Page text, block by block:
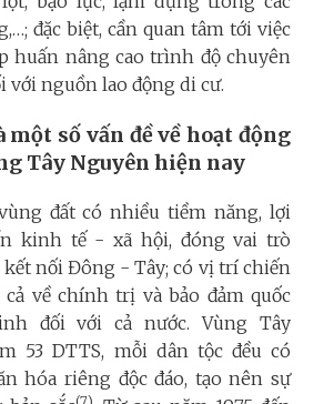
đặc biệt, cần quan tâm tới việc
huấn nâng cao trình độ chuyên
với nguồn lao động di cư.
một số vấn đề về hoạt động
Tây Nguyên hiện nay
đất có nhiều tiềm năng, lợi
kinh tế - xã hội, đóng vai trò
nối Đông - Tây; có vị trí chiến
về chính trị và bảo đảm quốc
đối với cả nước. Vùng Tây
53 DTTS, mỗi dân tộc đều có
hóa riêng độc đáo, tạo nên sự